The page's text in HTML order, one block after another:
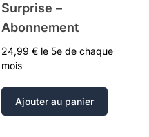
Surprise –
Abonnement
24,99 € le 5e de chaque
mois
Ajouter au panier